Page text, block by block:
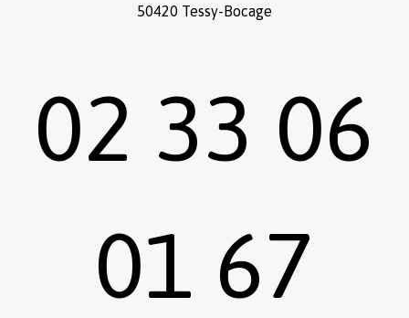
Sous-total :
50420 Tessy-Bocage
02 33 06
01 67